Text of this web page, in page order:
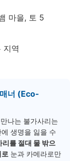
마을, 토 5
지역
너 (Eco-
나는 불가사리는
생명을 잃을 수
리를 절대 물 밖으
로 눈과 카메라로만